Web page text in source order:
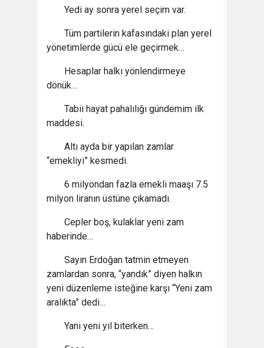
Yedi ay sonra yerel seçim var.
Tüm partilerin kafasındaki plan yerel
yönetimlerde gücü ele geçirmek…
Hesaplar halkı yönlendirmeye
dönük…
Tabii hayat pahalılığı gündemim ilk
maddesi.
Altı ayda bir yapılan zamlar
“emekliyi” kesmedi.
6 milyondan fazla emekli maaşı 7.5
milyon liranın üstüne çıkamadı.
Cepler boş, kulaklar yeni zam
haberinde…
Sayın Erdoğan tatmin etmeyen
zamlardan sonra, “yandık” diyen halkın
yeni düzenleme isteğine karşı “Yeni zam
aralıkta” dedi…
Yani yeni yıl biterken…